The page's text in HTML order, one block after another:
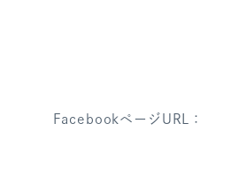
FacebookページURL：